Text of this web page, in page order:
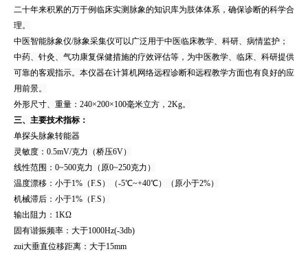
二十年来积累的万于例临床实测脉象的知识库为肢体体系，确保诊断的科学合
理。
中医智能脉象仪/脉象采集仪可以广泛用于中医临床教学、科研、病情监护；
中药、针灸、气功康复保健措施的疗效评估等，为中医教学、临床、科研提供
可靠的客观指示。本仪器在计算机网络远程诊断和远程教学方面也有良好的应
用前景。
外形尺寸、重量：240×200×100毫米立方，2Kg。
三、主要技术指标：
单探头脉象转能器
灵敏度：0.5mV/克力（桥压6V）
线性范围：0~500克力（原0~250克力）
温度漂移：小于1%（F.S）（-5℃~+40℃）（原小于2%）
机械滞后：小于1%（F.S）
输出阻力：1KΩ
固有谐振频率：大于1000Hz(-3db)
zui大垂直位移距离：大于15mm